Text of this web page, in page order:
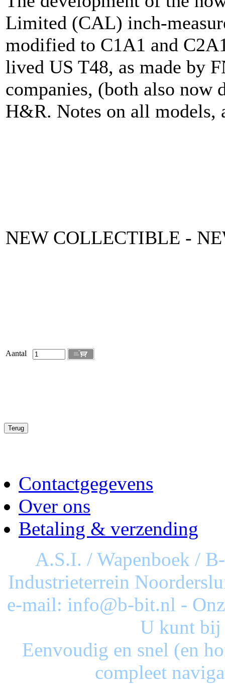
Limited (CAL) inch-
modified to C1A1 and
lived US T48, as made by
companies, (both also now
H&R. Notes on all models,
NEW COLLECTIBLE -
Aantal
Contactgegevens
Over ons
Betaling & verzending
A.S.I. / Wapenboek /
Industrieterrein
e-mail: info@b-bit.nl -
U kunt bij
Eenvoudig en snel (en
compleet